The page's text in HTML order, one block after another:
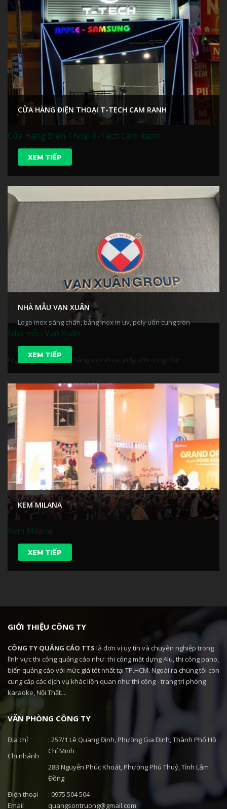
CỬA HÀNG ĐIỆN THOẠI T-TECH CAM RANH
XEM TIẾP
Cửa Hàng Điện Thoại T-Tech Cam Ranh
NHÀ MẪU VẠN XUÂN
Logo inox sáng chân, bảng inox in uv, poly uốn cung tròn
XEM TIẾP
Nhà mẫu Vạn Xuân
Logo inox sáng chân, bảng inox in uv, poly uốn cung tròn
KEM MILANA
XEM TIẾP
Kem Milana
GIỚI THIỆU CÔNG TY
CÔNG TY QUẢNG CÁO TTS là đơn vị uy tín và chuyên nghiệp trong
lĩnh vực thi công quảng cáo như: thi công mặt dựng Alu, thi công pano,
biển quảng cáo với mức giá tốt nhất tại TP.HCM. Ngoài ra chúng tôi còn
cung cấp các dịch vụ khác liên quan như thi công - trang trí phòng
karaoke, Nội Thất....
VĂN PHÒNG CÔNG TY
Địa chỉ
Chi nhánh
: 257/1 Lê Quang Định, Phường Gia Định, Thành Phố Hồ
Chí Minh
28B Nguyễn Phúc Khoát, Phường Phú Thuỷ, Tỉnh Lâm
Đồng
Điện thoại
: 0975 504 504
Email
quangsontruong@gmail.com